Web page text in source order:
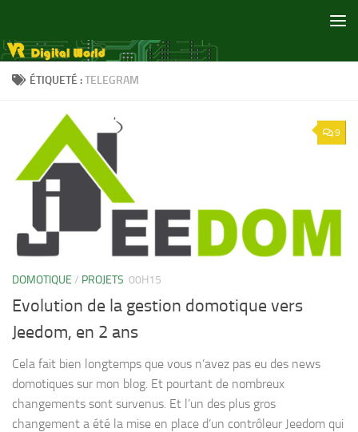
ÉTIQUETÉ :TELEGRAM
9
DOMOTIQUE / PROJETS 00H15
Evolution de la gestion domotique vers
Jeedom, en 2 ans
Cela fait bien longtemps que vous n’avez pas eu des news
domotiques sur mon blog. Et pourtant de nombreux
changements sont survenus. Et l’un des plus gros
changement a été la mise en place d’un contrôleur Jeedom qui